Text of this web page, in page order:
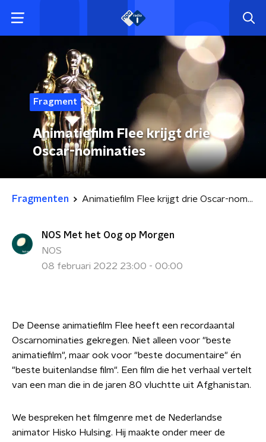
Fragment
Animatiefilm Flee krijgt drie
Oscar-nominaties
Fragmenten Animatiefilm Flee krijgt drie Oscar-nominaties
NOS Met het Oog op Morgen
NOS
08 februari 2022 23:00 - 00:00
De Deense animatiefilm Flee heeft een recordaantal
Oscarnominaties gekregen. Niet alleen voor "beste
animatiefilm", maar ook voor "beste documentaire" én
"beste buitenlandse film". Een film die het verhaal vertelt
van een man die in de jaren 80 vluchtte uit Afghanistan.
We bespreken het filmgenre met de Nederlandse
animator Hisko Hulsing. Hij maakte onder meer de